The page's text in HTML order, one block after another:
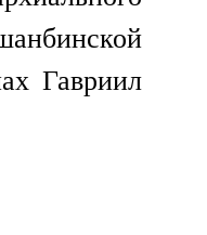
Гавриил